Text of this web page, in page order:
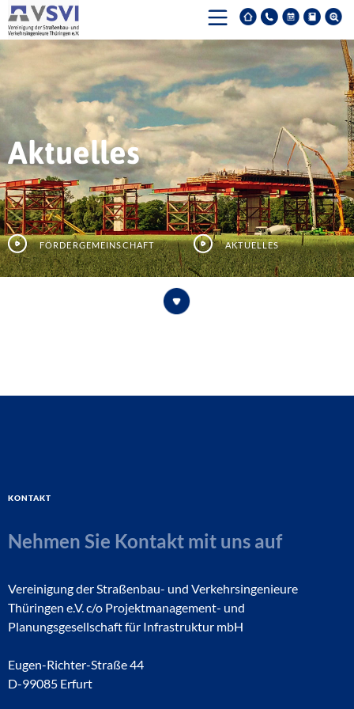
Aktuelles
Fördergemeinschaft Aktuelles
Kontakt
Nehmen Sie Kontakt mit uns auf
Vereinigung der Straßenbau- und Verkehrsingenieure
Thüringen e.V. c/o Projektmanagement- und
Planungsgesellschaft für Infrastruktur mbH
Eugen-Richter-Straße 44
D-99085 Erfurt